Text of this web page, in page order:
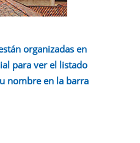
organizadas en
para ver el listado
nombre en la barra